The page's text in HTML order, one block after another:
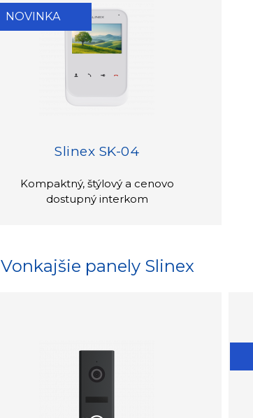
NOVINKA
Slinex SK-04
Kompaktný, štýlový a cenovo
dostupný interkom
Vonkajšie panely Slinex